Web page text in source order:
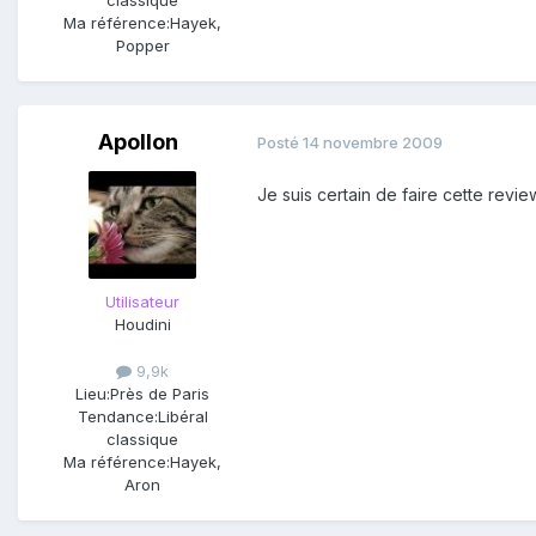
Ma référence:Hayek,
Popper
Apollon
Utilisateur
Houdini
9,9k
Lieu:Près de Paris
Tendance:Libéral
classique
Ma référence:Hayek,
Aron
Posté 14 novembre 2009
Je suis certain de faire cette